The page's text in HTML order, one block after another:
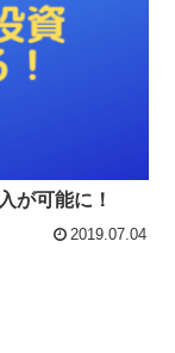
が可能に！
2019.07.04